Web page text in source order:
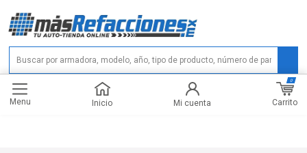
Menu Inicio Mi cuenta Carrito
0